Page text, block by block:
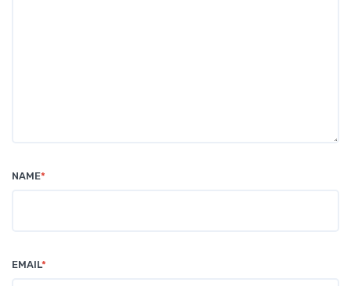
NAME*
EMAIL*